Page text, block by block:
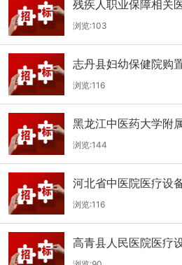
残疾人职业保障相关
开招标招标公告
浏览:103
志丹县妇幼保健院购
公告
浏览:116
黑龙江中医药大学附
(二次)招标公告
浏览:144
河北省中医院医疗设
告
浏览:116
高青县人民医院医疗